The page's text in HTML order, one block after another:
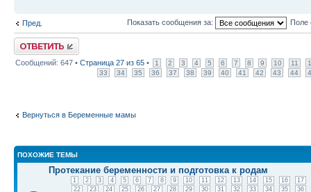
Пред. Показать сообщения за: Поле
Ответить
Сообщений: 647 • Страница 27 из 65 • 1 2 3 4 5 6 7 8 9 10 11
33
34 35 36 37 38 39 40 41 42 43 44
Вернуться в Беременные мамы
ПОХОЖИЕ ТЕМЫ
Протекание беременности и подготовка к родам
1 2 3 4 5 6 7 8 9 10 11 12 13 14 15 16
17
22
23 24 25 26 27 28 29 30 31 32 33 34 35 36